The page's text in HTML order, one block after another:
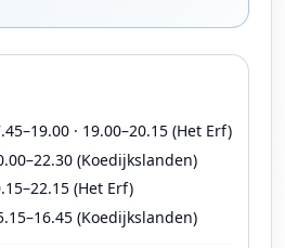
· 19.00–20.15 (Het Erf)
(Koedijkslanden)
(Het Erf)
(Koedijkslanden)